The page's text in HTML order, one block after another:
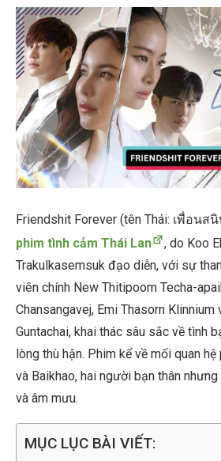
Friendshit Forever (tên Thái: เพื่อน
phim tình cảm Thái Lan
, do Koo
Trakulkasemsuk đạo diễn, với sự
viên chính New Thitipoom Techa-
Chansangavej, Emi Thasorn Klinnium
Guntachai, khai thác sâu sắc về tình
lòng thù hận. Phim kể về mối quan
và Baikhao, hai người bạn thân
và âm mưu.
MỤC LỤC BÀI VIẾT: